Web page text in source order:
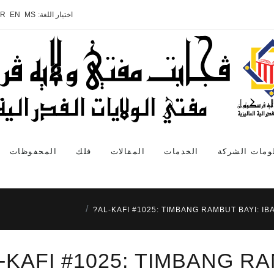
اختيار اللغة: MS
EN
الشركة الخدمات المقالات فلك المحفوظات
AL-KAFI #1025: TIMBANG RAMBUT BAYI:
KAFI #1025: TIMBANG